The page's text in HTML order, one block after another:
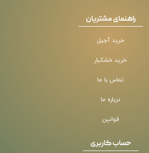
راهنمای مشتریان
خرید آجیل
خرید خشکبار
تماس با ما
درباره ما
قوانین
حساب کاربری